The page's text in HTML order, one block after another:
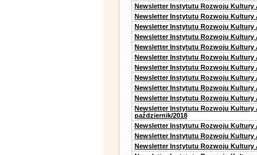
Newsletter Instytutu Rozwoju Kultury
Newsletter Instytutu Rozwoju Kultury
Newsletter Instytutu Rozwoju Kultury
Newsletter Instytutu Rozwoju Kultury
Newsletter Instytutu Rozwoju Kultury
Newsletter Instytutu Rozwoju Kultury
Newsletter Instytutu Rozwoju Kultury
Newsletter Instytutu Rozwoju Kultury
Newsletter Instytutu Rozwoju Kultury
Newsletter Instytutu Rozwoju Kultury
Newsletter Instytutu Rozwoju Kultury
październik/2018
Newsletter Instytutu Rozwoju Kultury
Newsletter Instytutu Rozwoju Kultury
Newsletter Instytutu Rozwoju Kultury